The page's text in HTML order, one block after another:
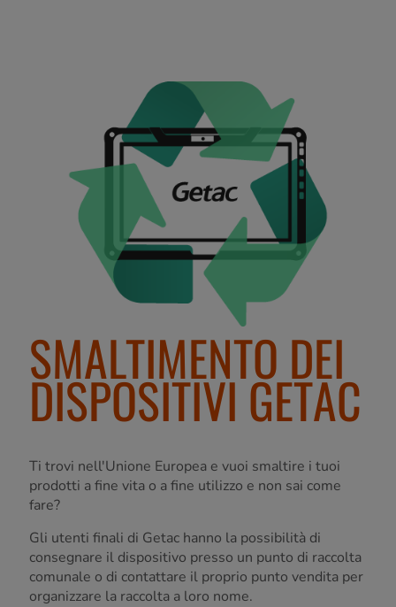
SMALTIMENTO DEI
DISPOSITIVI GETAC
Ti trovi nell'Unione Europea e vuoi smaltire i tuoi
prodotti a fine vita o a fine utilizzo e non sai come
fare?
Gli utenti finali di Getac hanno la possibilità di
consegnare il dispositivo presso un punto di raccolta
comunale o di contattare il proprio punto vendita per
organizzare la raccolta a loro nome.